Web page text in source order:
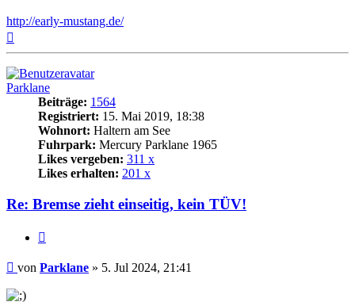
http://early-mustang.de/
oben
Parklane
Beiträge: 1564
Registriert: 15. Mai 2019, 18:38
Wohnort: Haltern am See
Fuhrpark: Mercury Parklane 1965
Likes vergeben: 311 x
Likes erhalten: 201 x
Re: Bremse zieht einseitig, kein TÜV!
Beitrag
von Parklane » 5. Jul 2024, 21:41